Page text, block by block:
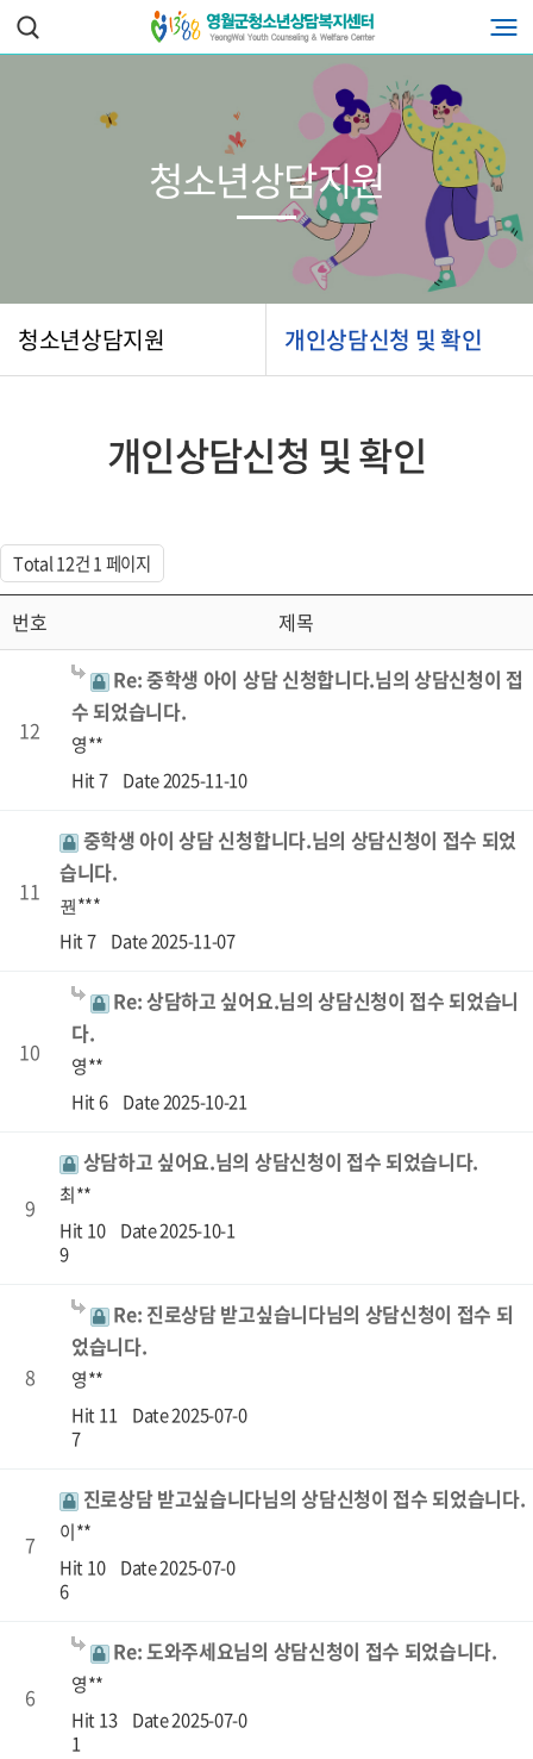
청소년상담지원 개인상담신청 및 확인
청소년상담지원
개인상담신청 및 확인
Total 12건1 페이지
번호 제목
12
Re: 중학생 아이 상담 신청합니다.님의 상담신청이 접
수 되었습니다.
영**
Hit 7 Date 2025-11-10
11
중학생 아이 상담 신청합니다.님의 상담신청이 접수 되었
습니다.
꿘***
Hit 7 Date 2025-11-07
10
Re: 상담하고 싶어요.님의 상담신청이 접수 되었습니
다.
영**
Hit 6 Date 2025-10-21
9
상담하고 싶어요.님의 상담신청이 접수 되었습니다.
최**
Hit 10 Date 2025-10-1
9
8
Re: 진로상담 받고싶습니다님의 상담신청이 접수 되
었습니다.
영**
Hit 11 Date 2025-07-0
7
7
진로상담 받고싶습니다님의 상담신청이 접수 되었습니다.
이**
Hit 10 Date 2025-07-0
6
6
Re: 도와주세요님의 상담신청이 접수 되었습니다.
영**
Hit 13 Date 2025-07-0
1